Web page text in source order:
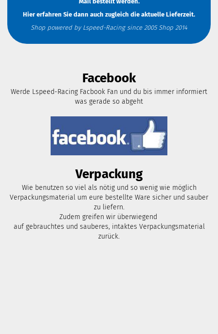
Hier erfahren Sie dann auch zugleich die aktuelle Lieferzeit.
Shop powered by Lspeed-Racing since 2005 Shop 2014
Facebook
Werde Lspeed-Racing Facbook Fan und du bis immer informiert
was gerade so abgeht
Verpackung
Wie benutzen so viel als nötig und so wenig wie möglich
Verpackungsmaterial um eure bestellte Ware sicher und sauber
zu liefern.
Zudem greifen wir überwiegend
auf gebrauchtes und sauberes, intaktes Verpackungsmaterial
zurück.